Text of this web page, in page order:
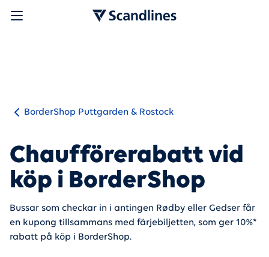
BorderShop Puttgarden & Rostock
Chaufförerabatt vid
köp i BorderShop
Bussar som checkar in i antingen Rødby eller Gedser får
en kupong tillsammans med färjebiljetten, som ger 10%*
rabatt på köp i BorderShop.